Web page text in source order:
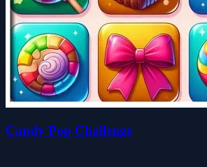
Candy Pop Challenge